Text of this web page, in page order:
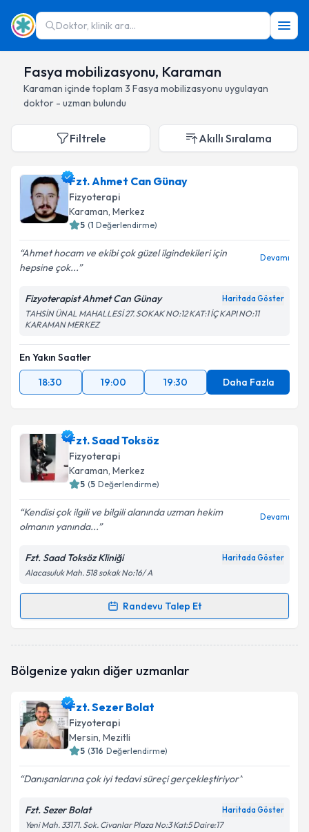
Doktor, klinik ara...
Fasya mobilizasyonu, Karaman
Karaman içinde toplam 3 Fasya mobilizasyonu uygulayan
doktor - uzman bulundu
Filtrele Akıllı Sıralama
Fzt. Ahmet Can Günay
Fizyoterapi
Karaman, Merkez
5 (1 Değerlendirme)
Ahmet hocam ve ekibi çok güzel ilgindekileri için
hepsine çok...
Devamı
Fizyoterapist Ahmet Can Günay Haritada Göster
TAHSİN ÜNAL MAHALLESİ 27. SOKAK NO:12 KAT:1 İÇ KAPI NO:11
KARAMAN MERKEZ
En Yakın Saatler
18:30
19:00 19:30 Daha Fazla
Fzt. Saad Toksöz
Fizyoterapi
Karaman, Merkez
5 (5 Değerlendirme)
Kendisi çok ilgili ve bilgili alanında uzman hekim
olmanın yanında...
Devamı
Fzt. Saad Toksöz Kliniği Haritada Göster
Alacasuluk Mah. 518 sokak No:16/ A
Randevu Talep Et
Randevu Takvimi Talebi
oluşturun. Size bu uzmandan randevu almanız için bir
E-posta Adresiniz
Kişisel verilerimin işlenmesine ilişkinAydınlatma
kapsamda işlenmesini kabul ediyorum.
Bölgenize yakın diğer uzmanlar
Fzt. Sezer Bolat
Fizyoterapi
Mersin, Mezitli
5 (316 Değerlendirme)
Danışanlarına çok iyi tedavi süreçi gerçekleştiriyor
Fzt. Sezer Bolat Haritada Göster
Yeni Mah. 33171. Sok. Civanlar Plaza No:3 Kat:5 Daire:17